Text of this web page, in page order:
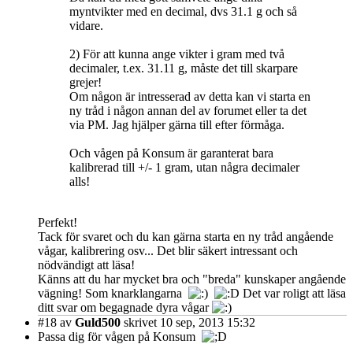
myntvikter med en decimal, dvs 31.1 g och så
vidare.
2) För att kunna ange vikter i gram med två
decimaler, t.ex. 31.11 g, måste det till skarpare
grejer!
Om någon är intresserad av detta kan vi starta en
ny tråd i någon annan del av forumet eller ta det
via PM. Jag hjälper gärna till efter förmåga.
Och vågen på Konsum är garanterat bara
kalibrerad till +/- 1 gram, utan några decimaler
alls!
Perfekt!
Tack för svaret och du kan gärna starta en ny tråd angående
vågar, kalibrering osv... Det blir säkert intressant och
nödvändigt att läsa!
Känns att du har mycket bra och "breda" kunskaper angående
vägning! Som knarklangarna
Det var roligt att läsa
ditt svar om begagnade dyra vågar
#18 av Guld500 skrivet 10 sep, 2013 15:32
Passa dig för vågen på Konsum